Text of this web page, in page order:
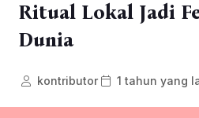
Ritual Lokal Jadi
Dunia
kontributor 1 tahun yang